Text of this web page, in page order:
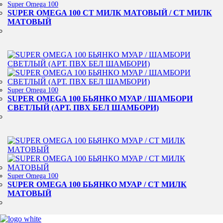
Super Omega 100
SUPER OMEGA 100 СТ МИЛК МАТОВЫЙ / СТ МИЛК
МАТОВЫЙ
Super Omega 100
SUPER OMEGA 100 БЬЯНКО МУАР / ШАМБОРИ
СВЕТЛЫЙ (АРТ. ПВХ БЕЛ ШАМБОРИ)
Super Omega 100
SUPER OMEGA 100 БЬЯНКО МУАР / СТ МИЛК
МАТОВЫЙ